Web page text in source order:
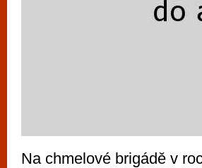
Na chmelové brigádě v